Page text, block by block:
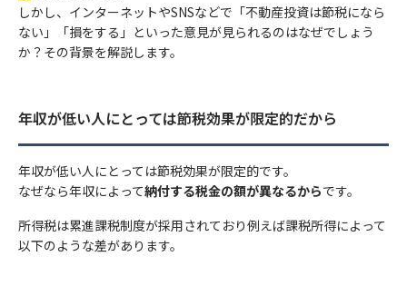
しかし、インターネットやSNSなどで「不動産投資は節税になら
ない」「損をする」といった意見が見られるのはなぜでしょう
か？その背景を解説します。
年収が低い人にとっては節税効果が限定的だから
年収が低い人にとっては節税効果が限定的です。
なぜなら年収によって納付する税金の額が異なるからです。
所得税は累進課税制度が採用されており例えば課税所得によって
以下のような差があります。